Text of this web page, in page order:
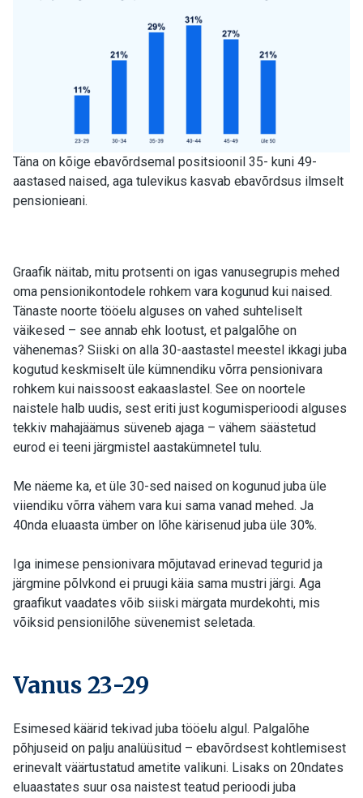
Täna on kõige ebavõrdsemal positsioonil 35- kuni 49-
aastased naised, aga tulevikus kasvab ebavõrdsus ilmselt
pensionieani.
Graafik näitab, mitu protsenti on igas vanusegrupis mehed
oma pensionikontodele rohkem vara kogunud kui naised.
Tänaste noorte tööelu alguses on vahed suhteliselt
väikesed – see annab ehk lootust, et palgalõhe on
vähenemas? Siiski on alla 30-aastastel meestel ikkagi juba
kogutud keskmiselt üle kümnendiku võrra pensionivara
rohkem kui naissoost eakaaslastel. See on noortele
naistele halb uudis, sest eriti just kogumisperioodi alguses
tekkiv mahajäämus süveneb ajaga – vähem säästetud
eurod ei teeni järgmistel aastakümnetel tulu.
Me näeme ka, et üle 30-sed naised on kogunud juba üle
viiendiku võrra vähem vara kui sama vanad mehed. Ja
40nda eluaasta ümber on lõhe kärisenud juba üle 30%.
Iga inimese pensionivara mõjutavad erinevad tegurid ja
järgmine põlvkond ei pruugi käia sama mustri järgi. Aga
graafikut vaadates võib siiski märgata murdekohti, mis
võiksid pensionilõhe süvenemist seletada.
Vanus 23-29
Esimesed käärid tekivad juba tööelu algul. Palgalõhe
põhjuseid on palju analüüsitud – ebavõrdsest kohtlemisest
erinevalt väärtustatud ametite valikuni. Lisaks on 20ndates
eluaastates suur osa naistest teatud perioodi juba